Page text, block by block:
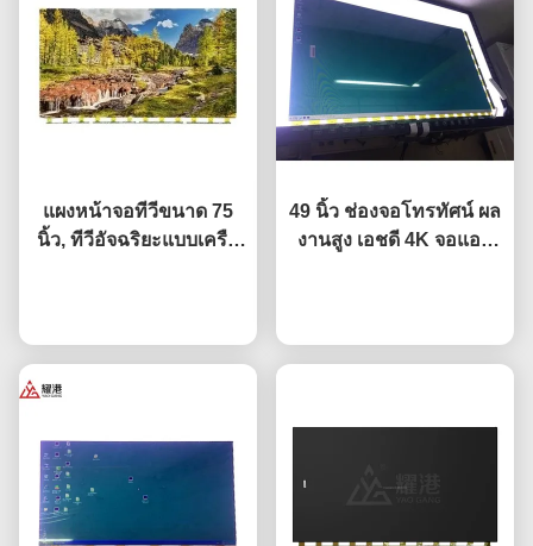
แผงหน้าจอทีวีขนาด 75
นิ้ว, ทีวีอัจฉริยะแบบเครือ
49 นิ้ว ช่องจอโทรทัศน์ ผล
งานสูง เอชดี 4K จอแอล